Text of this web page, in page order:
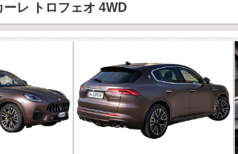
レ トロフェオ 4WD